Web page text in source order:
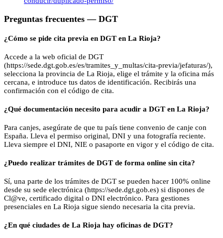
Preguntas frecuentes — DGT
¿Cómo se pide cita previa en DGT en La Rioja?
Accede a la web oficial de DGT
(https://sede.dgt.gob.es/es/tramites_y_multas/cita-previa/jefaturas/),
selecciona la provincia de La Rioja, elige el trámite y la oficina más
cercana, e introduce tus datos de identificación. Recibirás una
confirmación con el código de cita.
¿Qué documentación necesito para acudir a DGT en La Rioja?
Para canjes, asegúrate de que tu país tiene convenio de canje con
España. Lleva el permiso original, DNI y una fotografía reciente.
Lleva siempre el DNI, NIE o pasaporte en vigor y el código de cita.
¿Puedo realizar trámites de DGT de forma online sin cita?
Sí, una parte de los trámites de DGT se pueden hacer 100% online
desde su sede electrónica (https://sede.dgt.gob.es) si dispones de
Cl@ve, certificado digital o DNI electrónico. Para gestiones
presenciales en La Rioja sigue siendo necesaria la cita previa.
¿En qué ciudades de La Rioja hay oficinas de DGT?